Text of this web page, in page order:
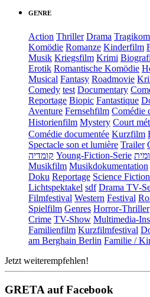
GENRE
Action Thriller Drama
Komödie Romanze Kinderfilm
Musik Kriegsfilm Krimi
Erotik Romantische Komödie
Musical Fantasy Roadmovie
Comedy test Documentary
Reportage Biopic Fantastique
Aventure Fernsehfilm Comédie
Historienfilm Mystery Court
Comédie documentée Kurzfilm
Spectacle son et lumière Trailer
קומדיה Young-Fiction-Serie
Musikfilm Musikdokumentation
Doku Reportage Science Fiction
Lichtspektakel sdf Drama TV-
Filmfestival Western Festival
Spielfilm Genres Horror-Thriller
Crime TV-Show Multimedia-
Familienfilm Kurzfilmfestival
am Berghain Berlin Familie /
Jetzt weiterempfehlen!
GRETA auf Facebook